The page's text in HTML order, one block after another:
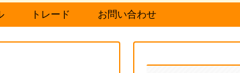
トレード お問い合わせ